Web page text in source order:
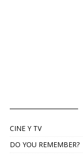
CINE Y TV
DO YOU REMEMBER?